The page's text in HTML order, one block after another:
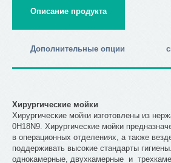
Описание продукта
Дополнительные опции
Хирургические мойки
Хирургические мойки изготовлены из
0H18N9. Хирургические мойки
в операционных отделениях, а также
поддерживать высокие стандарты
однокамерные, двухкамерные и